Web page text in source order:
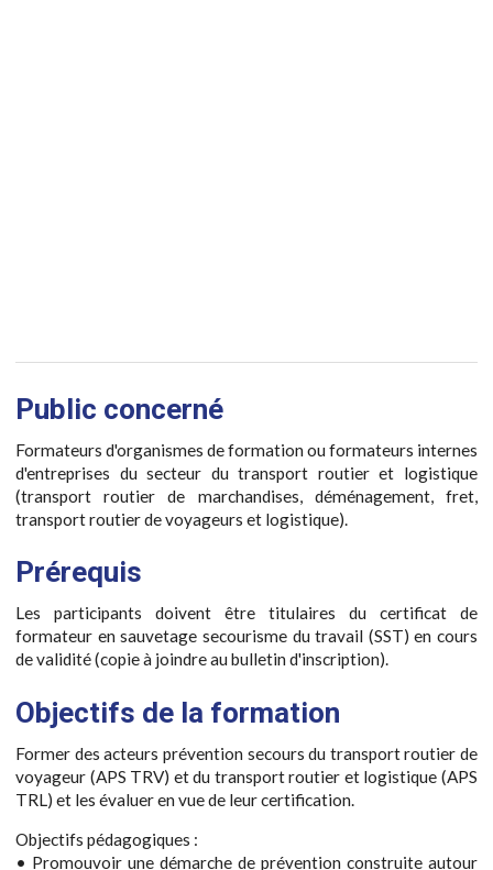
Public concerné
Formateurs d'organismes de formation ou formateurs internes
d'entreprises du secteur du transport routier et logistique
(transport routier de marchandises, déménagement, fret,
transport routier de voyageurs et logistique).
Prérequis
Les participants doivent être titulaires du certificat de
formateur en sauvetage secourisme du travail (SST) en cours
de validité (copie à joindre au bulletin d'inscription).
Objectifs de la formation
Former des acteurs prévention secours du transport routier de
voyageur (APS TRV) et du transport routier et logistique (APS
TRL) et les évaluer en vue de leur certification.
Objectifs pédagogiques :
• Promouvoir une démarche de prévention construite autour